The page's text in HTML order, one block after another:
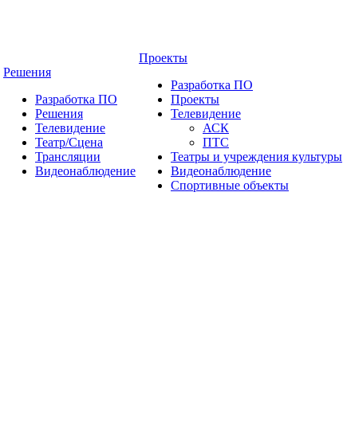
Решения
Разработка ПО
Решения
Телевидение
Театр/Сцена
Трансляции
Видеонаблюдение
Проекты
Разработка ПО
Проекты
Телевидение
АСК
ПТС
Театры и учреждения культуры
Видеонаблюдение
Спортивные объекты